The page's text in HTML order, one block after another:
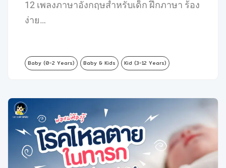
12 เพลงภาษาอังกฤษสำหรับเด็ก ฝึกภาษา ร้อง
ง่าย…
Baby (0-2 Years) Baby & Kids Kid (3-12 Years)